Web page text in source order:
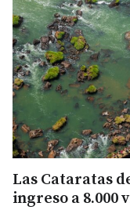
Las Cataratas
ingreso a 8.000